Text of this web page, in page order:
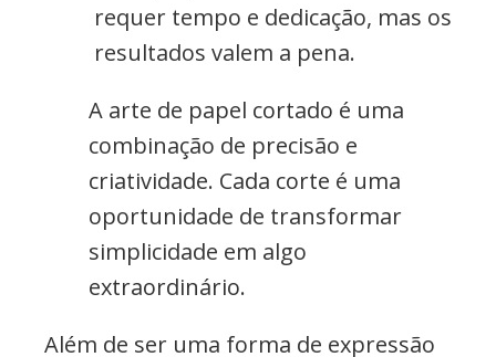
requer tempo e dedicação, mas os
resultados valem a pena.
A arte de papel cortado é uma
combinação de precisão e
criatividade. Cada corte é uma
oportunidade de transformar
simplicidade em algo
extraordinário.
Além de ser uma forma de expressão